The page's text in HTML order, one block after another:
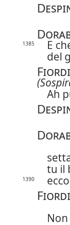
1385
E
del
Ah
tu il
1390